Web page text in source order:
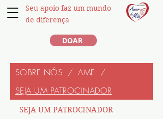
Seu apoio faz um mundo
de diferença
DOAR
SOBRE NÓS / AME /
SEJA UM PATROCINADOR
SEJA UM PATROCINADOR